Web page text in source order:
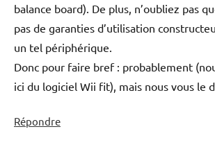
balance board). De plus, n’oubliez pas
pas de garanties d’utilisation
un tel périphérique.
Donc pour faire bref : probablement
ici du logiciel Wii fit), mais nous vous le
Répondre